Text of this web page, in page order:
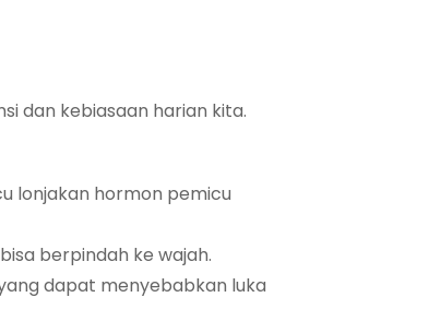
dan kebiasaan harian kita.
lonjakan hormon pemicu
berpindah ke wajah.
dapat menyebabkan luka